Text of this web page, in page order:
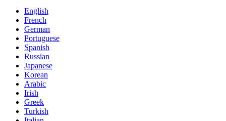
English
French
German
Portuguese
Spanish
Russian
Japanese
Korean
Arabic
Irish
Greek
Turkish